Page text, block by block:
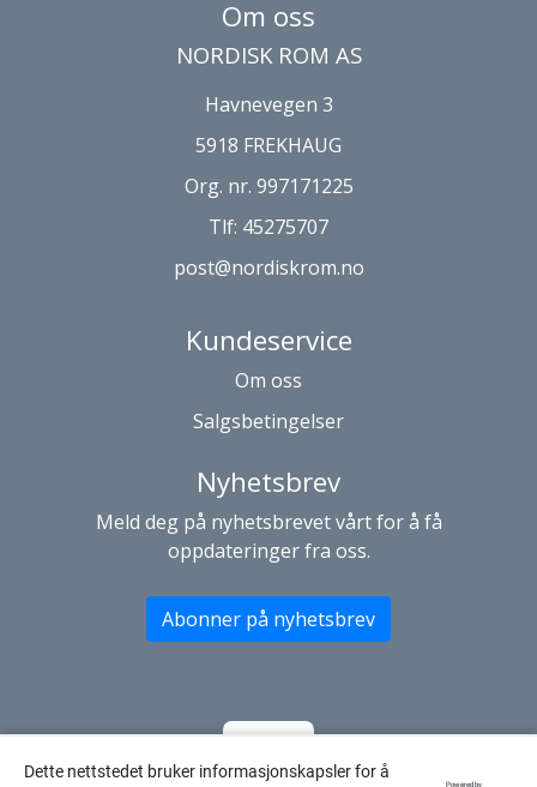
Dette nettstedet bruker informasjonskapsler for å
Powered by
Om oss
NORDISK ROM AS
Havnevegen 3
5918 FREKHAUG
Org. nr. 997171225
Tlf: 45275707
post@nordiskrom.no
Kundeservice
Om oss
Salgsbetingelser
Nyhetsbrev
Meld deg på nyhetsbrevet vårt for å få
oppdateringer fra oss.
Abonner på nyhetsbrev